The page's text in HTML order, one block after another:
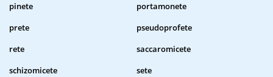
pinete
portamonete
prete
pseudoprofete
rete
saccaromicete
schizomicete
sete